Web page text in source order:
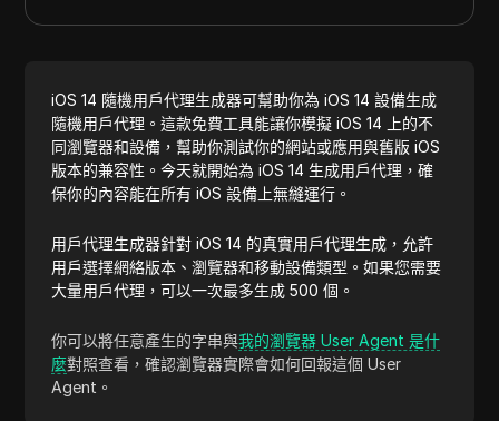
iOS 14 隨機用戶代理生成器可幫助你為 iOS 14 設備生成
隨機用戶代理。這款免費工具能讓你模擬 iOS 14 上的不
同瀏覽器和設備，幫助你測試你的網站或應用與舊版 iOS
版本的兼容性。今天就開始為 iOS 14 生成用戶代理，確
保你的內容能在所有 iOS 設備上無縫運行。
用戶代理生成器針對 iOS 14 的真實用戶代理生成，允許
用戶選擇網絡版本、瀏覽器和移動設備類型。如果您需要
大量用戶代理，可以一次最多生成 500 個。
你可以將任意產生的字串與我的瀏覽器 User Agent 是什
麼對照查看，確認瀏覽器實際會如何回報這個 User
Agent。